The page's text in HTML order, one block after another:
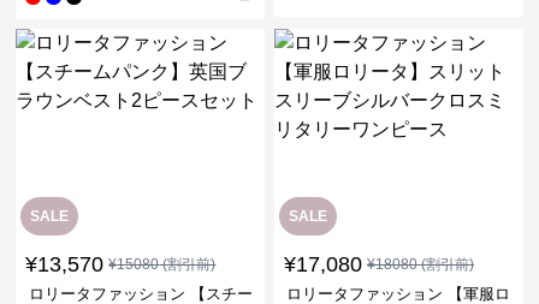
SALE
¥13,570 ¥15080(割引前)
ロリータファッション 【スチー
SALE
¥17,080 ¥18080(割引前)
ロリータファッション 【軍服ロ